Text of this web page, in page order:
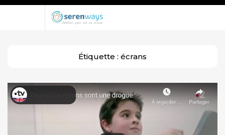
Étiquette : écrans